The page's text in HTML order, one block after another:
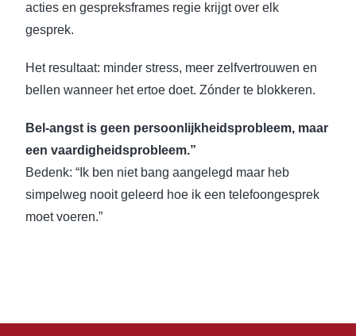
acties en gespreksframes regie krijgt over elk
gesprek.
Het resultaat: minder stress, meer zelfvertrouwen en
bellen wanneer het ertoe doet. Zónder te blokkeren.
Bel-angst is geen persoonlijkheidsprobleem, maar
een vaardigheidsprobleem.”
Bedenk: “Ik ben niet bang aangelegd maar heb
simpelweg nooit geleerd hoe ik een telefoongesprek
moet voeren.”